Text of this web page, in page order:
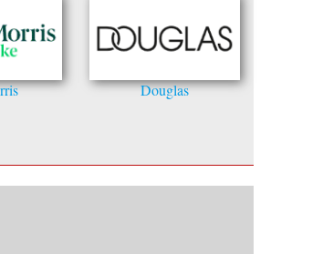
Douglas